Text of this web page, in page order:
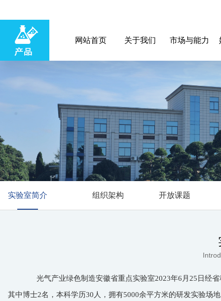
网站首页 关于我们 市场与能力
实验室简介 组织架构 开放课题
光气产业绿色制造安徽省重点实验室2023年6月25日经省
其中博士2名，本科学历30人，拥有5000余平方米的研发实验场